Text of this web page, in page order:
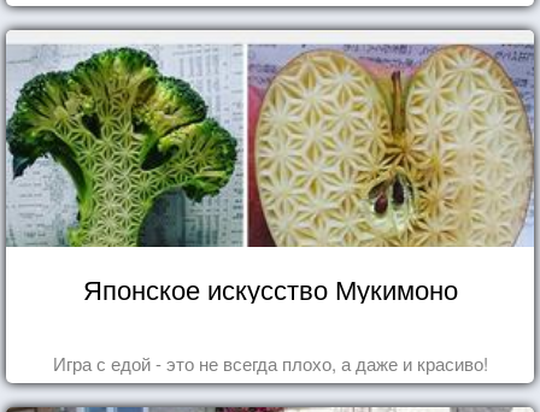
Японское искусство Мукимоно
Игра с едой - это не всегда плохо, а даже и красиво!